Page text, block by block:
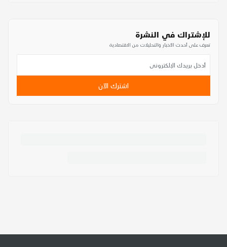
للإشتراك في النشرة
تعرف على أحدث الأخبار والتحليلات من الاقتصادية
اشترك الآن